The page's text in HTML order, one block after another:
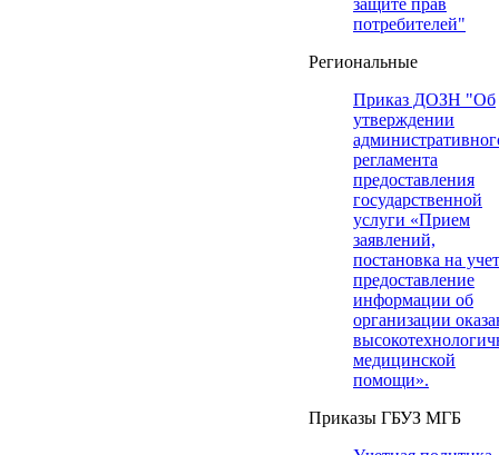
защите прав
потребителей"
Региональные
Приказ ДОЗН "Об
утверждении
регламента
предоставления
государственной
услуги «Прием
заявлений,
постановка на
предоставление
информации об
организации
медицинской
помощи».
Приказы ГБУЗ МГБ